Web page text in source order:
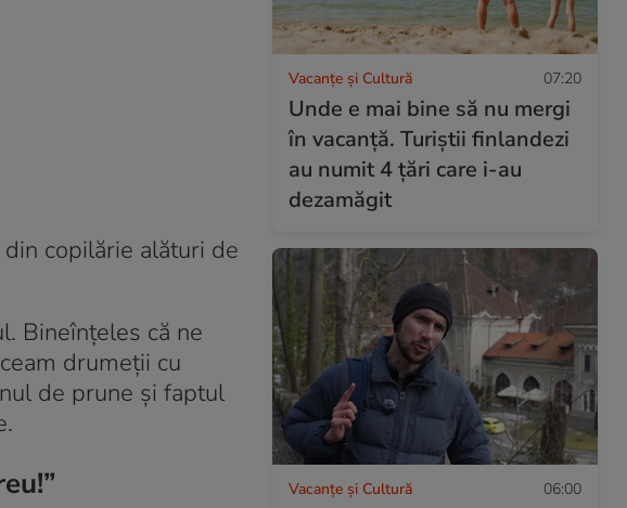
copilărie alături de
Bineînțeles că ne
drumeții cu
de prune și faptul
Vacanțe și Cultură 07:20
Unde e mai bine să nu mergi
în vacanță. Turiștii finlandezi
au numit 4 țări care i-au
dezamăgit
Vacanțe și Cultură 06:00